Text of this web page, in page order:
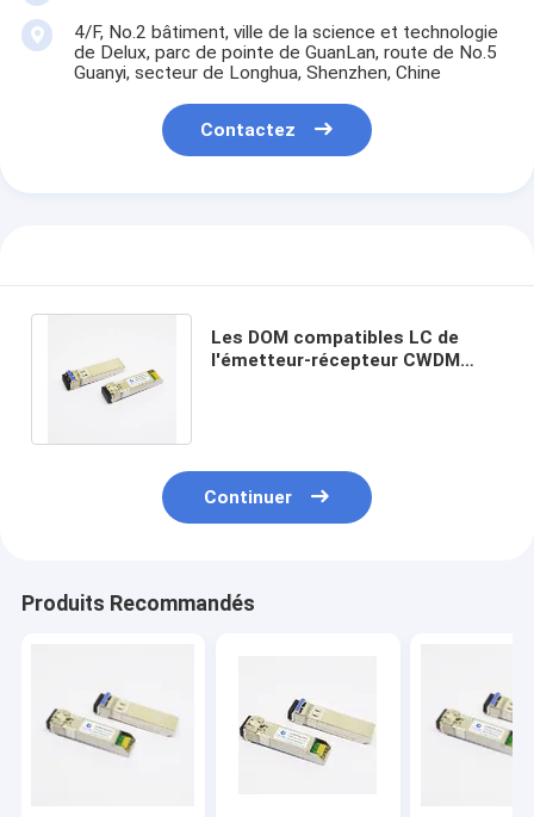
4/F, No.2 bâtiment, ville de la science et technologie
de Delux, parc de pointe de GuanLan, route de No.5
Guanyi, secteur de Longhua, Shenzhen, Chine
Contactez
Les DOM compatibles LC de
l'émetteur-récepteur CWDM
Continuer
Produits Recommandés